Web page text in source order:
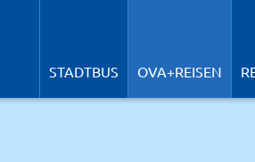
STADTBUS OVA+REISEN